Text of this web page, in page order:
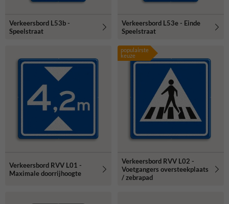
Verkeersbord L53b -
Speelstraat
Verkeersbord L53e - Einde
Speelstraat
Verkeersbord RVV L01 -
Maximale doorrijhoogte
populairste
keuze
Verkeersbord RVV L02 -
Voetgangers oversteekplaats
/ zebrapad